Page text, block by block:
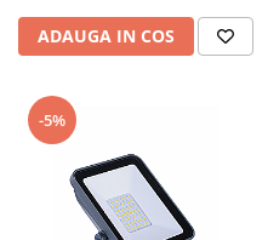
ADAUGA IN COS
-5%